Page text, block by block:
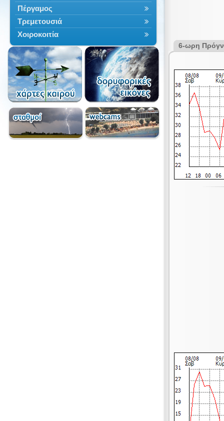
Πέργαμος
Τρεμετουσιά
Χοιροκοιτία
6-ωρη